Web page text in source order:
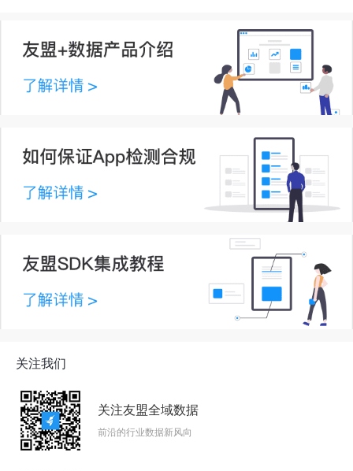
关注我们
关注友盟全域数据
前沿的行业数据新风向